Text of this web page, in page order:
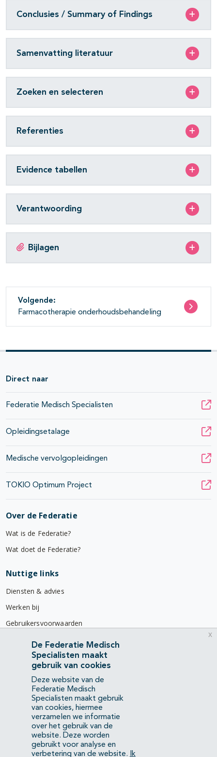
Conclusies / Summary of Findings
Samenvatting literatuur
Zoeken en selecteren
Referenties
Evidence tabellen
Verantwoording
Bijlagen
Volgende:
Farmacotherapie onderhoudsbehandeling
Direct naar
Federatie Medisch Specialisten
Opleidingsetalage
Medische vervolgopleidingen
TOKIO Optimum Project
Over de Federatie
Wat is de Federatie?
Wat doet de Federatie?
Nuttige links
Diensten & advies
Werken bij
Gebruikersvoorwaarden
Privacyverklaring
Contact
Mercatorlaan 1200
3528 BL Utrecht
(088) 505 34 34
info@richtlijnendatabase.nl
YouTubeLinkedIn
De Federatie Medisch
Specialisten maakt
gebruik van cookies
Deze website van de
Federatie Medisch
Specialisten maakt gebruik
van cookies, hiermee
verzamelen we informatie
over het gebruik van de
website. Deze worden
gebruikt voor analyse en
verbetering van de website.
Ik
x